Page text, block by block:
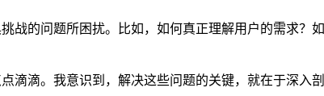
战的问题所困扰。比如，如何真正理解用户的需求
滴滴。我意识到，解决这些问题的关键，就在于深